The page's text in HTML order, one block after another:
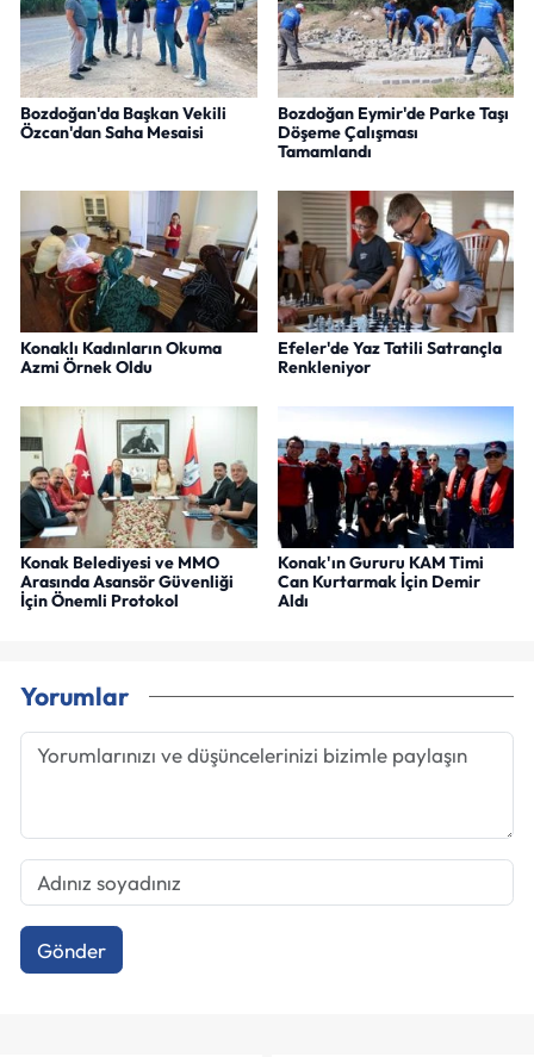
Bozdoğan'da Başkan Vekili
Özcan'dan Saha Mesaisi
Bozdoğan Eymir'de Parke Taşı
Döşeme Çalışması
Tamamlandı
Konaklı Kadınların Okuma
Azmi Örnek Oldu
Efeler'de Yaz Tatili Satrançla
Renkleniyor
Konak Belediyesi ve MMO
Arasında Asansör Güvenliği
İçin Önemli Protokol
Konak'ın Gururu KAM Timi
Can Kurtarmak İçin Demir
Aldı
Yorumlar
Gönder